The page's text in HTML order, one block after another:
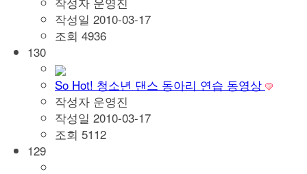
작성일 2010-03-17
조회 4936
130
So Hot! 청소년 댄스 동아리 연습 동영상
작성자 운영진
작성일 2010-03-17
조회 5112
129